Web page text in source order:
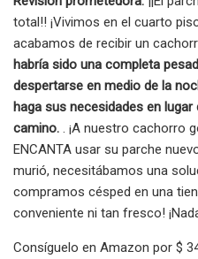
total!! ¡Vivimos en el cuarto
acabamos de recibir un
habría sido una completa
despertarse en medio de la
haga sus necesidades en
camino. . ¡A nuestro cachorro
ENCANTA usar su parche
murió, necesitábamos una
compramos césped en una
conveniente ni tan fresco!
Consíguelo en Amazon por $